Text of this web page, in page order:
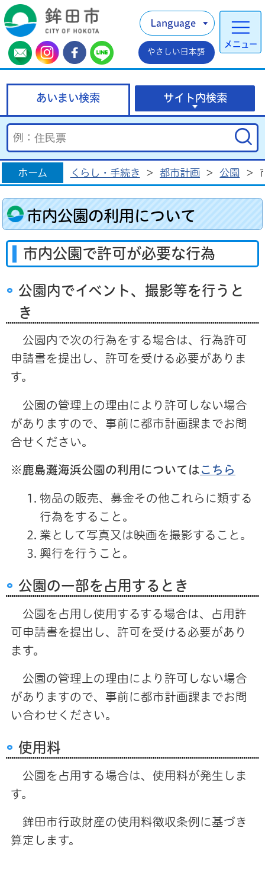
メニュー
Language
やさしい日本語
あいまい検索 サイト内検索
ホーム くらし・手続き > 都市計画 > 公園 >
市内公園の利用について
市内公園で許可が必要な行為
公園内でイベント、撮影等を行うと
き
公園内で次の行為をする場合は、行為許可
申請書を提出し、許可を受ける必要がありま
す。
公園の管理上の理由により許可しない場合
がありますので、事前に都市計画課までお問
合せください。
※鹿島灘海浜公園の利用については こちら
物品の販売、募金その他これらに類する
行為をすること。
業として写真又は映画を撮影すること。
興行を行うこと。
公園の一部を占用するとき
公園を占用し使用するする場合は、占用許
可申請書を提出し、許可を受ける必要があり
ます。
公園の管理上の理由により許可しない場合
がありますので、事前に都市計画課までお問
い合わせください。
使用料
公園を占用する場合は、使用料が発生しま
す。
鉾田市行政財産の使用料徴収条例に基づき
算定します。